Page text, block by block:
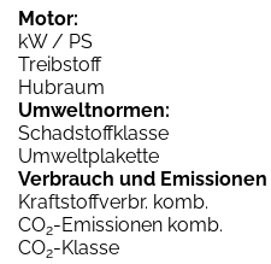
Motor:
kW / PS
Treibstoff
Hubraum
Umweltnormen:
Schadstoffklasse
Umweltplakette
Verbrauch und Emissionen
Kraftstoffverbr. komb.
CO2-Emissionen komb.
CO2-Klasse